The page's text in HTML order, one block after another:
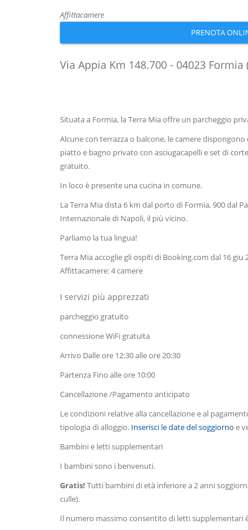
Affittacamere
PRENOTA
Via Appia Km 148.700 - 04023
Situata a Formia, la Terra Mia offre un parcheggio
Alcune con terrazza o balcone, le camere
piatto e bagno privato con asciugacapelli e set di
gratuito.
In loco è presente una cucina in comune.
La Terra Mia dista 6 km dal porto di Formia, 900 dal
Internazionale di Napoli, il più vicino.
Parliamo la tua lingua!
Terra Mia accoglie gli ospiti di Booking.com dal 16 giu
Affittacamere: 4 camere
I servizi più apprezzati
parcheggio gratuito
connessione WiFi gratuita
Arrivo Dalle ore 12:30 alle ore 20:30
Partenza Fino alle ore 10:00
Cancellazione /Pagamento anticipato
Le condizioni relative alla cancellazione e al
tipologia di alloggio. Inserisci le date del soggiorno e
Bambini e letti supplementari
I bambini sono i benvenuti.
Gratis! Tutti bambini di età inferiore a 2 anni
culle).
Il numero massimo consentito di letti supplementari